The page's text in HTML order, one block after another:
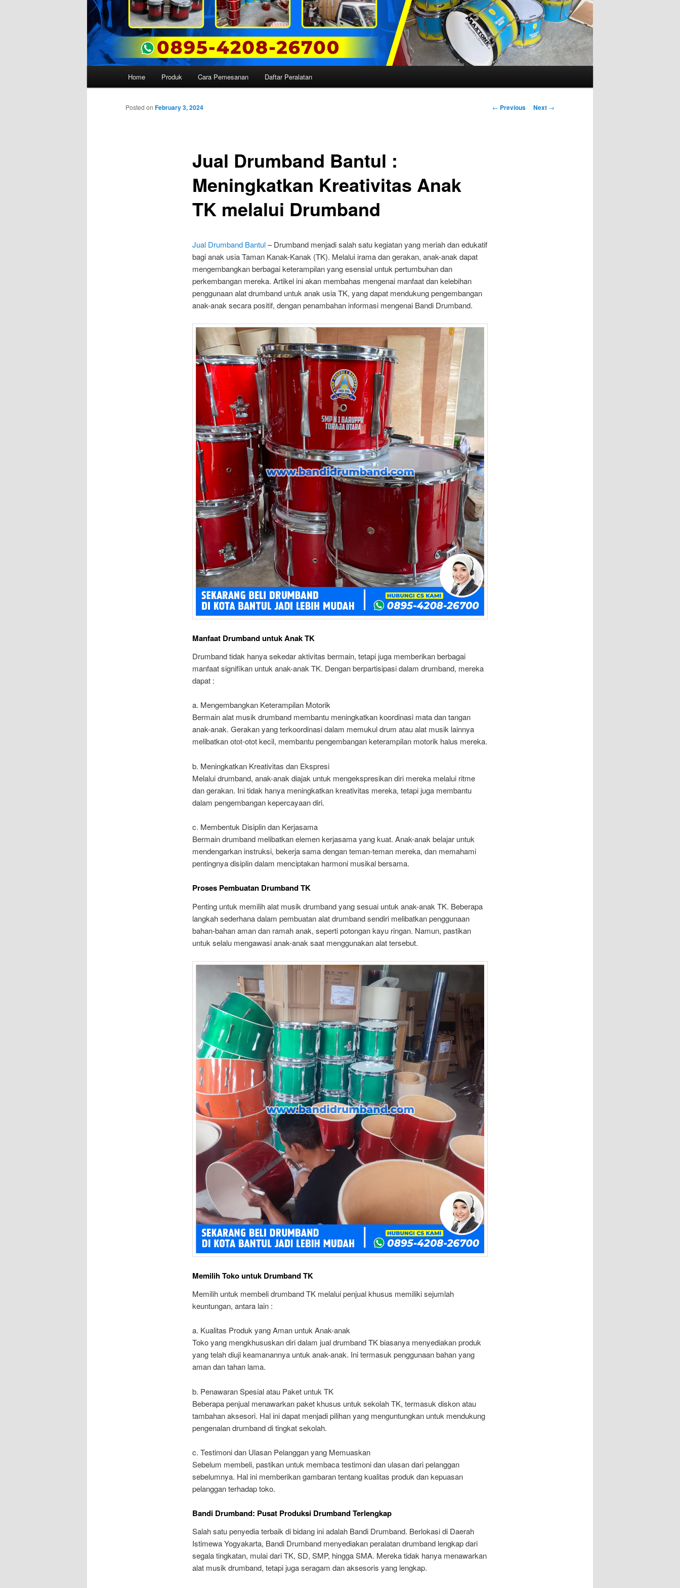
Home Produk Cara Pemesanan Daftar Peralatan
Post
← Previous Next →
Jual Drumband Bantul :
Meningkatkan Kreativitas Anak
TK melalui Drumband
Posted on February 3, 2024
Jual Drumband Bantul– Drumband menjadi salah satu kegiatan yang meriah dan edukatif
bagi anak usia Taman Kanak-Kanak (TK). Melalui irama dan gerakan, anak-anak dapat
mengembangkan berbagai keterampilan yang esensial untuk pertumbuhan dan
perkembangan mereka. Artikel ini akan membahas mengenai manfaat dan kelebihan
penggunaan alat drumband untuk anak usia TK, yang dapat mendukung pengembangan
anak-anak secara positif, dengan penambahan informasi mengenai Bandi Drumband.
Manfaat Drumband untuk Anak TK
Drumband tidak hanya sekedar aktivitas bermain, tetapi juga memberikan berbagai
manfaat signifikan untuk anak-anak TK. Dengan berpartisipasi dalam drumband, mereka
dapat :
a. Mengembangkan Keterampilan Motorik
Bermain alat musik drumband membantu meningkatkan koordinasi mata dan tangan
anak-anak. Gerakan yang terkoordinasi dalam memukul drum atau alat musik lainnya
melibatkan otot-otot kecil, membantu pengembangan keterampilan motorik halus mereka.
b. Meningkatkan Kreativitas dan Ekspresi
Melalui drumband, anak-anak diajak untuk mengekspresikan diri mereka melalui ritme
dan gerakan. Ini tidak hanya meningkatkan kreativitas mereka, tetapi juga membantu
dalam pengembangan kepercayaan diri.
c. Membentuk Disiplin dan Kerjasama
Bermain drumband melibatkan elemen kerjasama yang kuat. Anak-anak belajar untuk
mendengarkan instruksi, bekerja sama dengan teman-teman mereka, dan memahami
pentingnya disiplin dalam menciptakan harmoni musikal bersama.
Proses Pembuatan Drumband TK
Penting untuk memilih alat musik drumband yang sesuai untuk anak-anak TK. Beberapa
langkah sederhana dalam pembuatan alat drumband sendiri melibatkan penggunaan
bahan-bahan aman dan ramah anak, seperti potongan kayu ringan. Namun, pastikan
untuk selalu mengawasi anak-anak saat menggunakan alat tersebut.
Memilih Toko untuk Drumband TK
Memilih untuk membeli drumband TK melalui penjual khusus memiliki sejumlah
keuntungan, antara lain :
a. Kualitas Produk yang Aman untuk Anak-anak
Toko yang mengkhususkan diri dalam jual drumband TK biasanya menyediakan produk
yang telah diuji keamanannya untuk anak-anak. Ini termasuk penggunaan bahan yang
aman dan tahan lama.
b. Penawaran Spesial atau Paket untuk TK
Beberapa penjual menawarkan paket khusus untuk sekolah TK, termasuk diskon atau
tambahan aksesori. Hal ini dapat menjadi pilihan yang menguntungkan untuk mendukung
pengenalan drumband di tingkat sekolah.
c. Testimoni dan Ulasan Pelanggan yang Memuaskan
Sebelum membeli, pastikan untuk membaca testimoni dan ulasan dari pelanggan
sebelumnya. Hal ini memberikan gambaran tentang kualitas produk dan kepuasan
pelanggan terhadap toko.
Bandi Drumband: Pusat Produksi Drumband Terlengkap
Salah satu penyedia terbaik di bidang ini adalah Bandi Drumband. Berlokasi di Daerah
Istimewa Yogyakarta, Bandi Drumband menyediakan peralatan drumband lengkap dari
segala tingkatan, mulai dari TK, SD, SMP, hingga SMA. Mereka tidak hanya menawarkan
alat musik drumband, tetapi juga seragam dan aksesoris yang lengkap.